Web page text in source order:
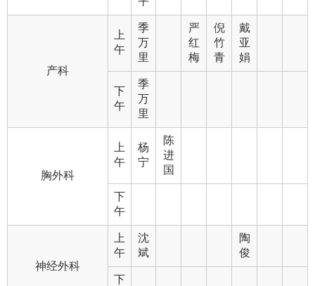
产科
上
午
季
万
里
严
红
梅
倪
竹
青
戴
亚
娟
下
午
季
万
里
胸外科
上
午
杨
宁
陈
进
国
下
午
神经外科
上
午
沈
斌
陶
俊
下